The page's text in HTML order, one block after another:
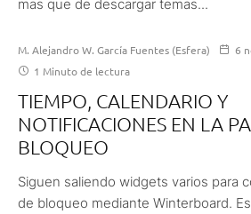
mas que de descargar temas...
M. Alejandro W. García Fuentes (Esfera)
6
1 Minuto de lectura
TIEMPO, CALENDARIO Y
NOTIFICACIONES EN LA
BLOQUEO
Siguen saliendo widgets varios para
de bloqueo mediante Winterboard.